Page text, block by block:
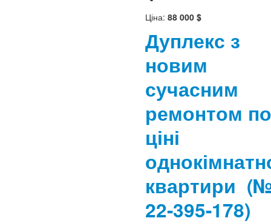
Ціна: 88 000 $
Дуплекс з
новим
сучасним
ремонтом по
ціні
квартири
22-395-178)